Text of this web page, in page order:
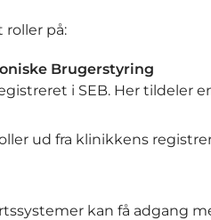
roller på:
Brugerstyring
i SEB. Her tildeler
ud fra klinikkens
kan få adgang